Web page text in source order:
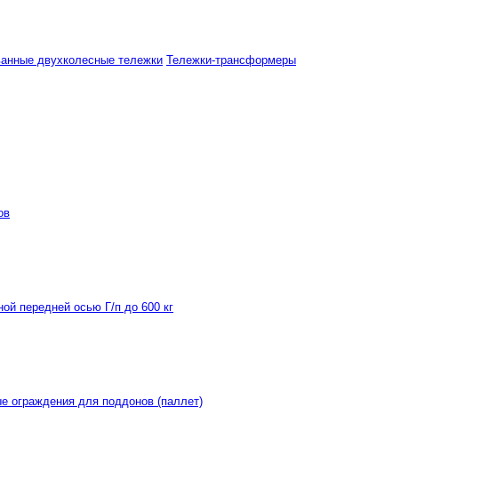
двухколесные тележки Тележки-трансформеры
передней осью Г/п до 600 кг
ограждения для поддонов (паллет)